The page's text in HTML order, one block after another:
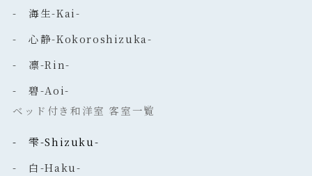
- 海生-Kai-
- 心静-Kokoroshizuka-
- 凛-Rin-
- 碧-Aoi-
ベッド付き和洋室 客室一覧
- 雫-Shizuku-
- 白-Haku-